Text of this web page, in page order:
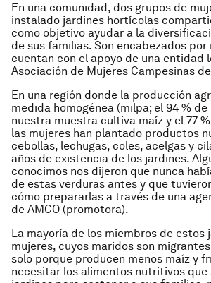
En una comunidad, dos grupos de
instalado jardines hortícolas
como objetivo ayudar a la
de sus familias. Son encabezados por
cuentan con el apoyo de una entidad
Asociación de Mujeres Campesinas
En una región donde la producción
medida homogénea (milpa;el 94 % de
nuestra muestra cultiva maíz y el 77
las mujeres han plantado productos
cebollas, lechugas, coles, acelgas y
años de existencia de los jardines.
conocimos nos dijeron que nunca
de estas verduras antes y que
cómo prepararlas a través de una
de AMCO (promotora).
La mayoría de los miembros de estos
mujeres, cuyos maridos son
solo porque producen menos maíz y
necesitar los alimentos nutritivos que